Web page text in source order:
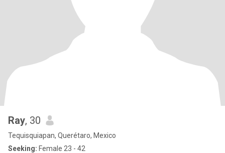
Ray, 30
Tequisquiapan, Querétaro, Mexico
Seeking: Female 23 - 42